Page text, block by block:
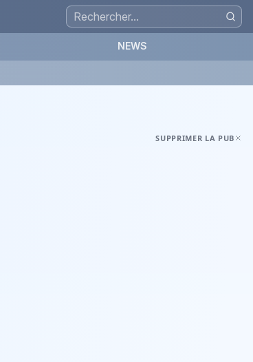
NEWS
SUPPRIMER LA PUB